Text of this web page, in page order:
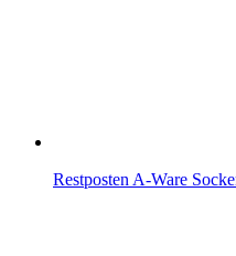
Restposten A-Ware